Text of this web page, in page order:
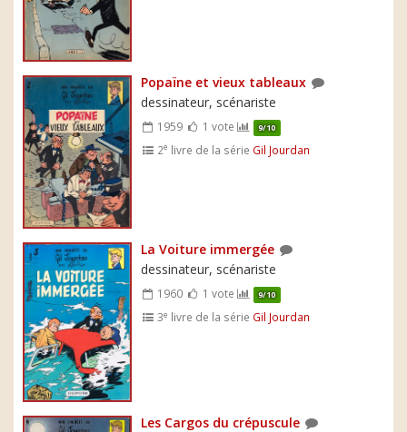
Popaïne et vieux tableaux
dessinateur, scénariste
1959 1 vote 9/10
2e livre de la série Gil Jourdan
La Voiture immergée
dessinateur, scénariste
1960 1 vote 9/10
3e livre de la série Gil Jourdan
Les Cargos du crépuscule